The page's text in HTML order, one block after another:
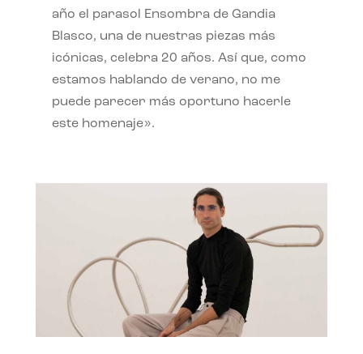
año el parasol Ensombra de Gandia
Blasco, una de nuestras piezas más
icónicas, celebra 20 años. Así que, como
estamos hablando de verano, no me
puede parecer más oportuno hacerle
este homenaje».